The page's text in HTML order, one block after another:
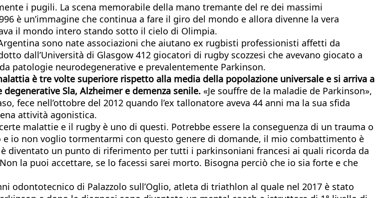
i pugili. La scena memorabile della mano tremante del re dei massimi
è un’immagine che continua a fare il giro del mondo e allora divenne la vera
il mondo intero stando sotto il cielo di Olimpia.
sono nate associazioni che aiutano ex rugbisti professionisti affetti da
dall’Università di Glasgow 412 giocatori di rugby scozzesi che avevano giocato a
patologie neurodegenerative e prevalentemente Parkinson.
è tre volte superiore rispetto alla media della popolazione universale e si arriva a
Sla, Alzheimer e demenza senile. «Je souffre de la maladie de Parkinson»,
fece nell’ottobre del 2012 quando l’ex tallonatore aveva 44 anni ma la sua sfida
attività agonistica.
malattie e il rugby è uno di questi. Potrebbe essere la conseguenza di un trauma o
e io non voglio tormentarmi con questo genere di domande, il mio combattimento è
diventato un punto di riferimento per tutti i parkinsoniani francesi ai quali ricorda da
la puoi accettare, se lo facessi sarei morto. Bisogna perciò che io sia forte e che
odontotecnico di Palazzolo sull’Oglio, atleta di triathlon al quale nel 2017 è stato